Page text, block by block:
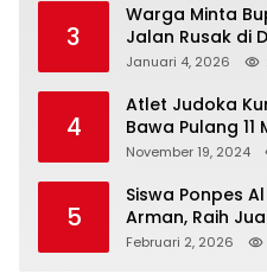
Tanjungpinang
3
Warga Minta
Jalan Rusak di
Serdang
Januari 4, 2026
4
Atlet Judoka
Bawa Pulang
Emas dan 8
November 19, 2024
5
Siswa Ponpes
Arman, Raih
Putra di Riau
Februari 2, 2026